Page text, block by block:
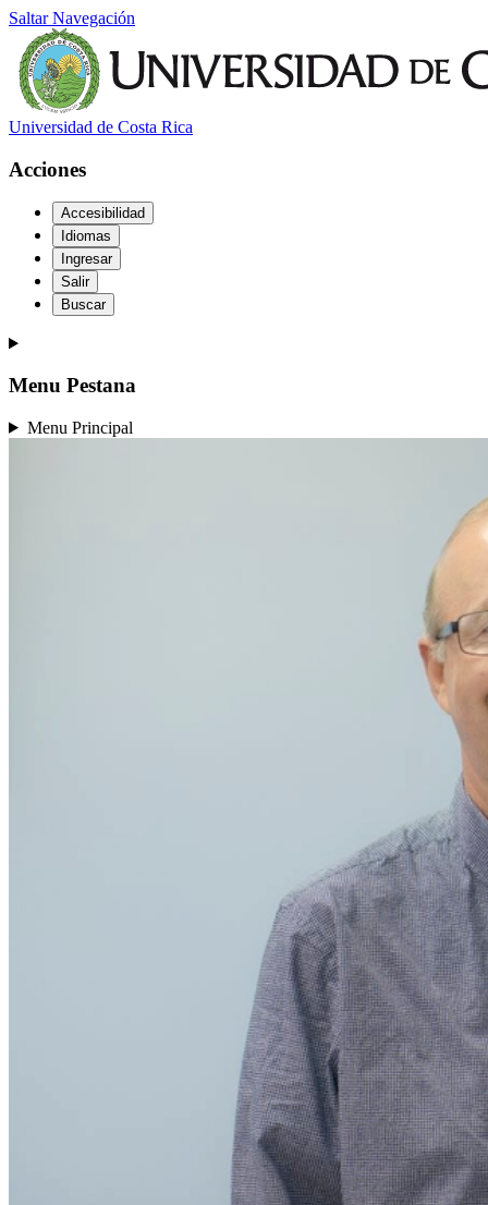
Saltar Navegación
Universidad de Costa Rica
Acciones
Accesibilidad
Idiomas
Ingresar
Salir
Buscar
Menu Pestana
Menu Principal